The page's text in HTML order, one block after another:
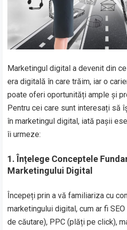
Marketingul digital a devenit din
era digitală în care trăim, iar o
poate oferi oportunități ample și
Pentru cei care sunt interesați să
în marketingul digital, iată pașii
îi urmeze:
1. Înțelege Conceptele
Marketingului Digital
Începeți prin a vă familiariza cu
marketingului digital, cum ar fi
de căutare), PPC (plăți pe click),